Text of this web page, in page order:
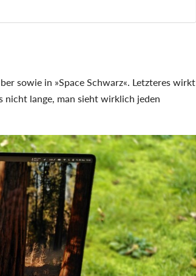
sowie in Space Schwarz . Letzteres wirkt
nicht lange, man sieht wirklich jeden